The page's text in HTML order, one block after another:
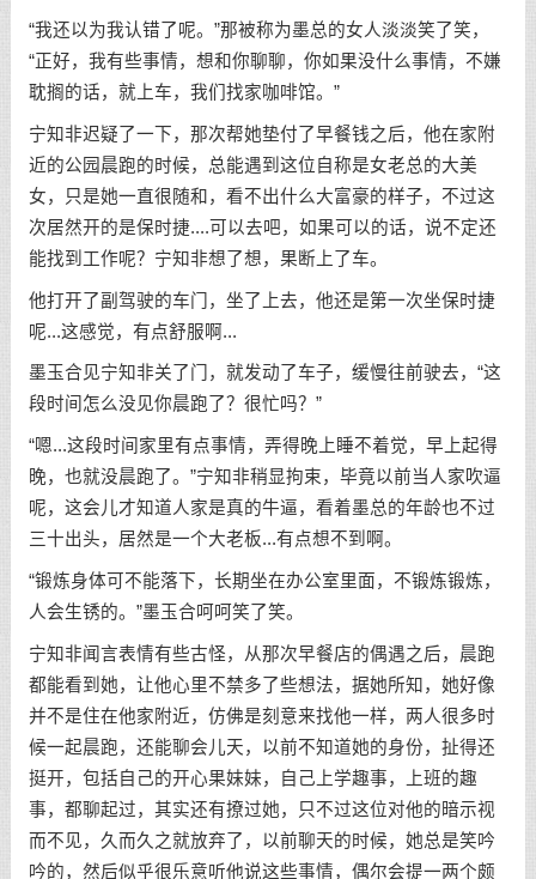
“我还以为我认错了呢。”那被称为墨总的女人淡淡笑了笑，
“正好，我有些事情，想和你聊聊，你如果没什么事情，不嫌
耽搁的话，就上车，我们找家咖啡馆。”
宁知非迟疑了一下，那次帮她垫付了早餐钱之后，他在家附
近的公园晨跑的时候，总能遇到这位自称是女老总的大美
女，只是她一直很随和，看不出什么大富豪的样子，不过这
次居然开的是保时捷....可以去吧，如果可以的话，说不定还
能找到工作呢？宁知非想了想，果断上了车。
他打开了副驾驶的车门，坐了上去，他还是第一次坐保时捷
呢...这感觉，有点舒服啊...
墨玉合见宁知非关了门，就发动了车子，缓慢往前驶去，“这
段时间怎么没见你晨跑了？很忙吗？”
“嗯...这段时间家里有点事情，弄得晚上睡不着觉，早上起得
晚，也就没晨跑了。”宁知非稍显拘束，毕竟以前当人家吹逼
呢，这会儿才知道人家是真的牛逼，看着墨总的年龄也不过
三十出头，居然是一个大老板...有点想不到啊。
“锻炼身体可不能落下，长期坐在办公室里面，不锻炼锻炼，
人会生锈的。”墨玉合呵呵笑了笑。
宁知非闻言表情有些古怪，从那次早餐店的偶遇之后，晨跑
都能看到她，让他心里不禁多了些想法，据她所知，她好像
并不是住在他家附近，仿佛是刻意来找他一样，两人很多时
候一起晨跑，还能聊会儿天，以前不知道她的身份，扯得还
挺开，包括自己的开心果妹妹，自己上学趣事，上班的趣
事，都聊起过，其实还有撩过她，只不过这位对他的暗示视
而不见，久而久之就放弃了，以前聊天的时候，她总是笑吟
吟的，然后似乎很乐意听他说这些事情，偶尔会提一两个颇